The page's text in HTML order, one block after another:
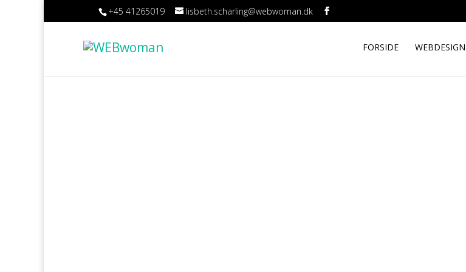
+45 41265019 lisbeth.scharling@webwoman.dk
FORSIDE WEBDESIGN